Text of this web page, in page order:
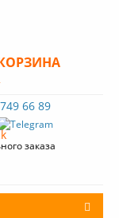
66 89
заказа